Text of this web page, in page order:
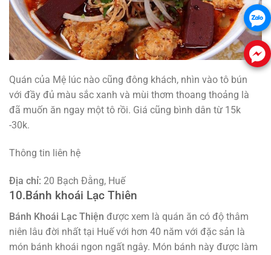
Quán của Mệ lúc nào cũng đông khách, nhìn vào tô bún
với đầy đủ màu sắc xanh và mùi thơm thoang thoảng là
đã muốn ăn ngay một tô rồi. Giá cũng bình dân từ 15k
-30k.
Thông tin liên hệ
Địa chỉ: 20 Bạch Đằng, Huế
10.Bánh khoái Lạc Thiên
Bánh Khoái Lạc Thiện được xem là quán ăn có độ thâm
niên lâu đời nhất tại Huế với hơn 40 năm với đặc sản là
món bánh khoái ngon ngất ngây. Món bánh này được làm